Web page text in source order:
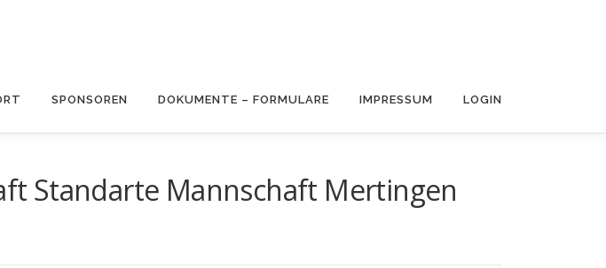
SPONSOREN DOKUMENTE – FORMULARE IMPRESSUM LOGIN
Standarte Mannschaft Mertingen